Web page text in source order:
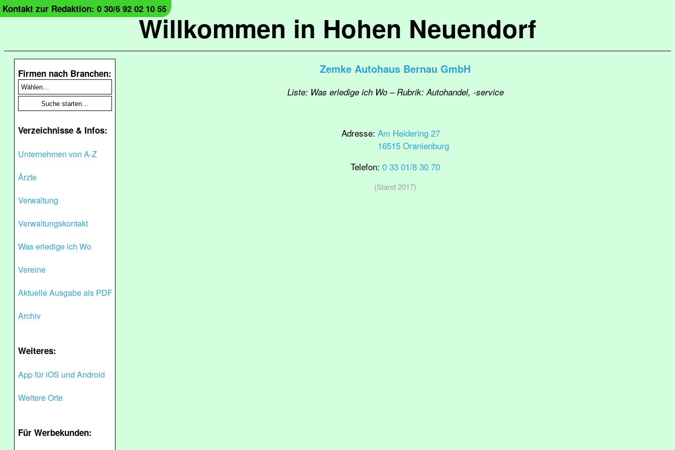
Willkommen in Hohen Neuendorf
Kontakt zur Redaktion: 0 30/6 92 02 10 55
Firmen nach Branchen:
Verzeichnisse & Infos:
Unternehmen von A-Z
Ärzte
Verwaltung
Verwaltungskontakt
Was erledige ich Wo
Vereine
Aktuelle Ausgabe als PDF
Archiv
Weiteres:
App für iOS und Android
Weitere Orte
Für Werbekunden:
Zemke Autohaus Bernau GmbH
Liste: Was erledige ich Wo – Rubrik: Autohandel, -service
Adresse: Am Heidering 27
16515 Oranienburg
Telefon: 0 33 01/8 30 70
(Stand 2017)